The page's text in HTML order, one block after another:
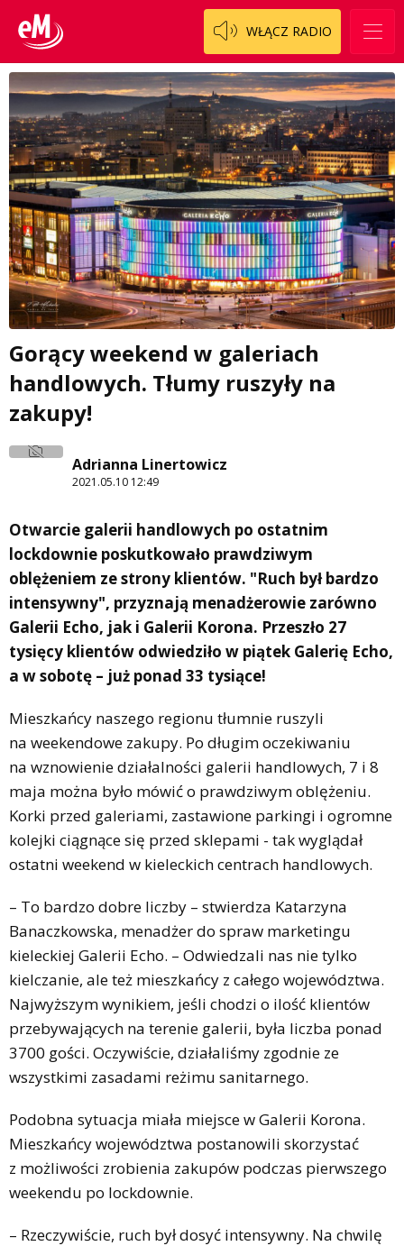
WŁĄCZ RADIO
Gorący weekend w galeriach
handlowych. Tłumy ruszyły na
zakupy!
Adrianna Linertowicz
2021.05.10 12:49
Otwarcie galerii handlowych po ostatnim
lockdownie poskutkowało prawdziwym
oblężeniem ze strony klientów. "Ruch był bardzo
intensywny", przyznają menadżerowie zarówno
Galerii Echo, jak i Galerii Korona. Przeszło 27
tysięcy klientów odwiedziło w piątek Galerię Echo,
a w sobotę – już ponad 33 tysiące!
Mieszkańcy naszego regionu tłumnie ruszyli
na weekendowe zakupy. Po długim oczekiwaniu
na wznowienie działalności galerii handlowych, 7 i 8
maja można było mówić o prawdziwym oblężeniu.
Korki przed galeriami, zastawione parkingi i ogromne
kolejki ciągnące się przed sklepami - tak wyglądał
ostatni weekend w kieleckich centrach handlowych.
– To bardzo dobre liczby – stwierdza Katarzyna
Banaczkowska, menadżer do spraw marketingu
kieleckiej Galerii Echo. – Odwiedzali nas nie tylko
kielczanie, ale też mieszkańcy z całego województwa.
Najwyższym wynikiem, jeśli chodzi o ilość klientów
przebywających na terenie galerii, była liczba ponad
3700 gości. Oczywiście, działaliśmy zgodnie ze
wszystkimi zasadami reżimu sanitarnego.
Podobna sytuacja miała miejsce w Galerii Korona.
Mieszkańcy województwa postanowili skorzystać
z możliwości zrobienia zakupów podczas pierwszego
weekendu po lockdownie.
– Rzeczywiście, ruch był dosyć intensywny. Na chwilę